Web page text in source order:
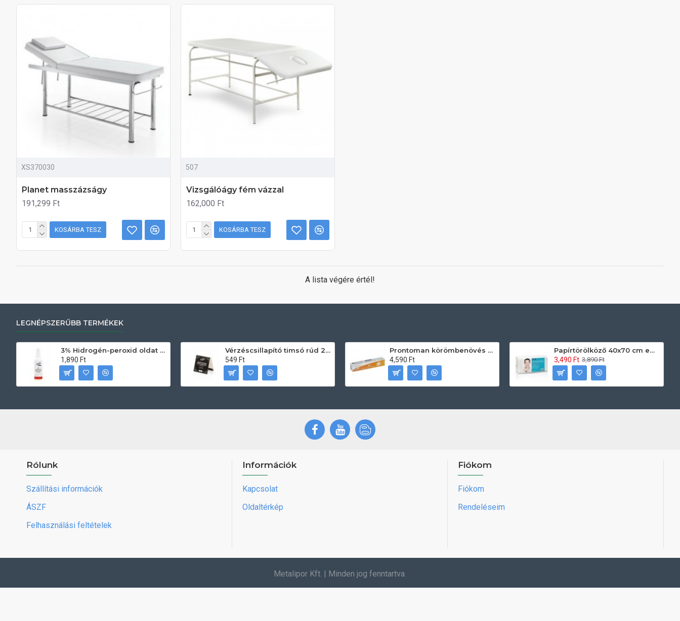
XS370030
Planet masszázságy
191,299 Ft
KOSÁRBA TESZ
507
Vizsgálóágy fém vázzal
162,000 Ft
KOSÁRBA TESZ
A lista végére értél!
LEGNÉPSZERŰBB TERMÉKEK
3% Hidrogén-peroxid oldat (sebfertőtlenítő) 100ml
1,890 Ft
Vérzéscsillapító timsó rúd 20db
549 Ft
Prontoman körömbenövés kezelő gél tamponáláshoz 20 ml
4,590 Ft
Papírtörölköző 40x70 cm egyszerhasználatos 60db/csomag
3,490 Ft 3,890 Ft
Rólunk
Szállítási információk
ÁSZF
Felhasználási feltételek
Információk
Kapcsolat
Oldaltérkép
Fiókom
Fiókom
Rendeléseim
Metalipor Kft. | Minden jog fenntartva.